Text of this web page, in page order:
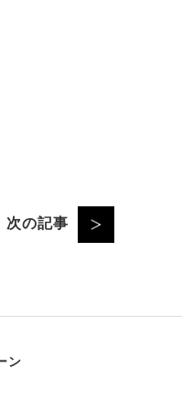
次の記事
ン